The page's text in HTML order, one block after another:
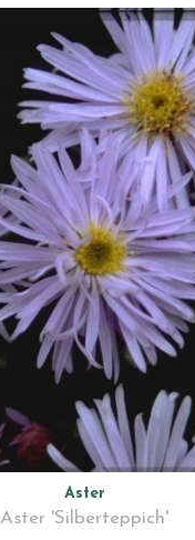
Aster
Aster 'Silberteppich'